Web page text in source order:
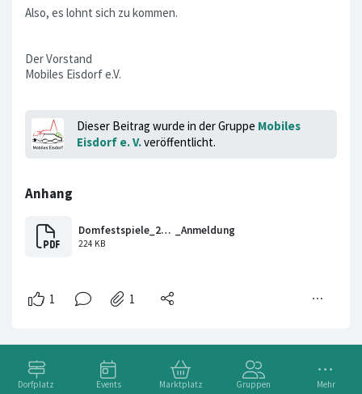
Dorfplatz Events Marktplatz Gruppen Mehr
Also, es lohnt sich zu kommen.
Der Vorstand
Mobiles Eisdorf e.V.
Dieser Beitrag wurde in der Gruppe Mobiles
Eisdorf e. V.veröffentlicht.